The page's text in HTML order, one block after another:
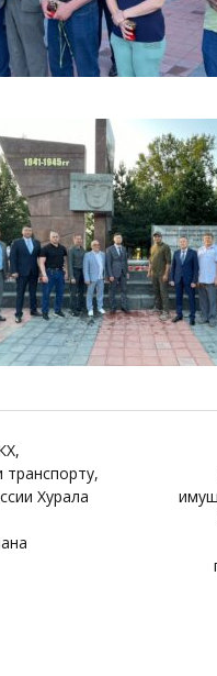
транспорту,
Хурала